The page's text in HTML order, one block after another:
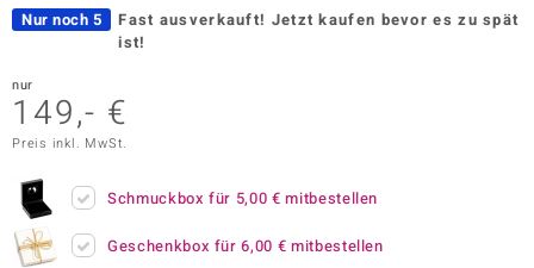
Nur noch 5 Fast ausverkauft! Jetzt kaufen bevor es zu spät
ist!
nur
149,- €
Preis inkl. MwSt.
Schmuckbox für 5,00 € mitbestellen
Geschenkbox für6,00 € mitbestellen